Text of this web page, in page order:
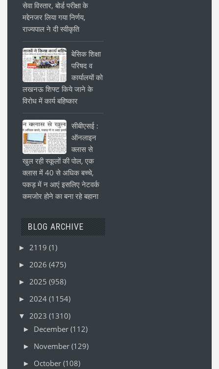
सेवा विस्तार, बोर्ड परीक्षा के
मद्देनजर लिया गया निर्णय,
राज्यपाल ने दी स्वीकृति
बेसिक शिक्षा
परिषद व
कार्यालयों को
लखनऊ शिफ्ट किये जाने के
विरोध में कार्य बहिष्कार
सीबीएसई :
ऑनलाइन
क्लास से
खुल रही स्कूलों की पोल, एक
क्लास में 40 से अधिक बच्चे,
पकड़ में न आएं इसलिए नेटवर्क
कमजोर होने का बना रहे बहाना
BLOG ARCHIVE
► 2119 (1)
► 2026 (475)
► 2025 (958)
► 2024 (1154)
▼ 2023 (1310)
► December (112)
► November (129)
► October (108)